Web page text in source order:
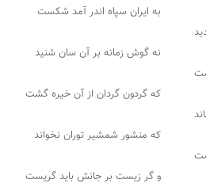
به ایران سپاه اندر آمد شکست
نه گوش زمانه بر آن سان شنید
که گردون گردان از آن خیره گشت
که منشور شمشیر توران نخواند
و گر زیست بر جانش باید گریست